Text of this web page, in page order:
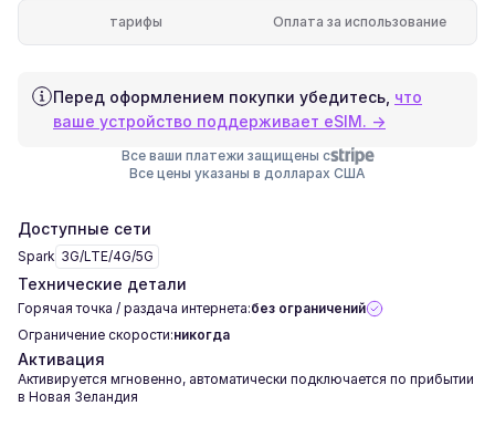
тарифы
Оплата за использование
Перед оформлением покупки убедитесь, что
ваше устройство поддерживает eSIM. →
Все ваши платежи защищены с
Все цены указаны в долларах США
Доступные сети
Spark 3G/LTE/4G/5G
Технические детали
Горячая точка / раздача интернета:без ограничений
Ограничение скорости:никогда
Активация
Активируется мгновенно, автоматически подключается по прибытии
в Новая Зеландия